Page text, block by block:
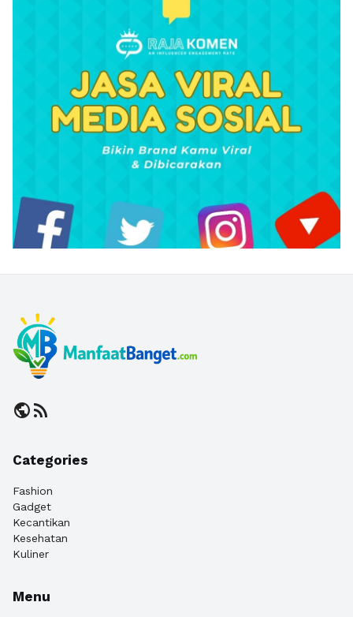
publicrss_feed
Categories
Fashion
Gadget
Kecantikan
Kesehatan
Kuliner
Menu